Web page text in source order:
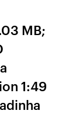
MB;
1:49